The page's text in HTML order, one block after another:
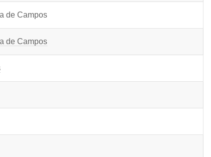
de Campos
de Campos